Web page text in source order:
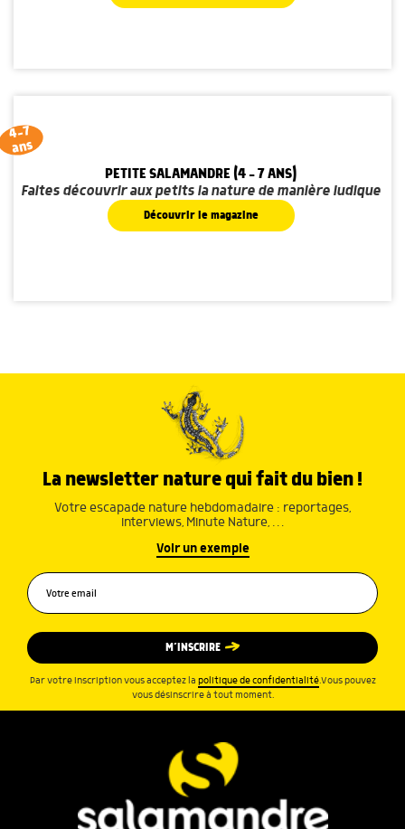
4-7
ans
PETITE SALAMANDRE (4 - 7 ANS)
Faites découvrir aux petits la nature de manière ludique
Découvrir le magazine
La newsletter nature qui fait du bien !
Votre escapade nature hebdomadaire : reportages,
interviews, Minute Nature, …
Voir un exemple
M’INSCRIRE
Par votre inscription vous acceptez la politique de confidentialité.Vous pouvez
vous désinscrire à tout moment.